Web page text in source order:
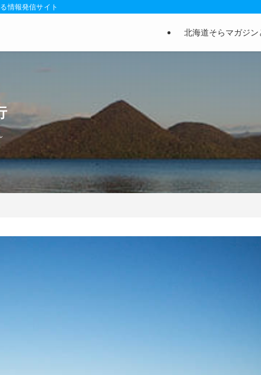
情報発信サイト
北海道そらマガジン